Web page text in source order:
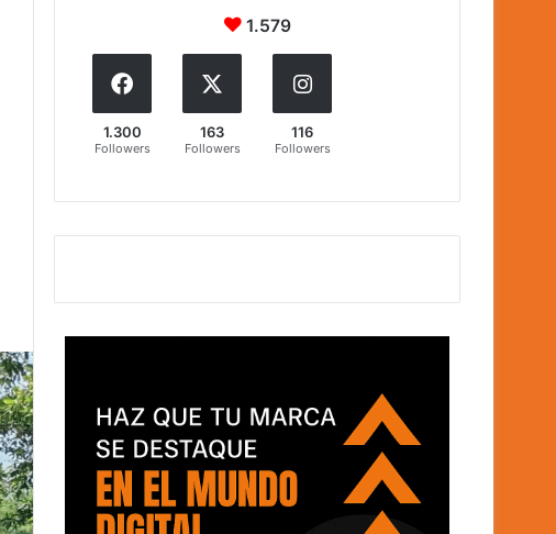
1.579
1.300
Followers
163
Followers
116
Followers